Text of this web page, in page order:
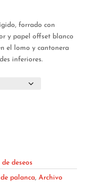
forrado con
y papel offset blanco
el lomo y cantonera
inferiores.
deseos
palanca,Archivo